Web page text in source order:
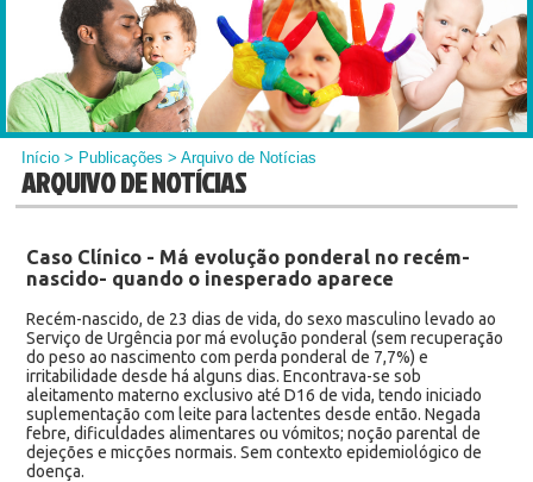
Início > Publicações > Arquivo de Notícias
ARQUIVO DE NOTÍCIAS
Caso Clínico - Má evolução ponderal no recém-
nascido- quando o inesperado aparece
Recém-nascido, de 23 dias de vida, do sexo masculino levado ao
Serviço de Urgência por má evolução ponderal (sem recuperação
do peso ao nascimento com perda ponderal de 7,7%) e
irritabilidade desde há alguns dias. Encontrava-se sob
aleitamento materno exclusivo até D16 de vida, tendo iniciado
suplementação com leite para lactentes desde então. Negada
febre, dificuldades alimentares ou vómitos; noção parental de
dejeções e micções normais. Sem contexto epidemiológico de
doença.